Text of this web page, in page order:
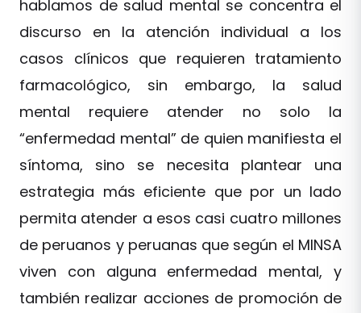
hablamos de salud mental se concentra el
discurso en la atención individual a los
casos clínicos que requieren tratamiento
farmacológico, sin embargo, la salud
mental requiere atender no solo la
“enfermedad mental” de quien manifiesta el
síntoma, sino se necesita plantear una
estrategia más eficiente que por un lado
permita atender a esos casi cuatro millones
de peruanos y peruanas que según el MINSA
viven con alguna enfermedad mental, y
también realizar acciones de promoción de